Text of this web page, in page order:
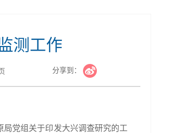
测工作
分享到：
党组关于印发大兴调查研究的工